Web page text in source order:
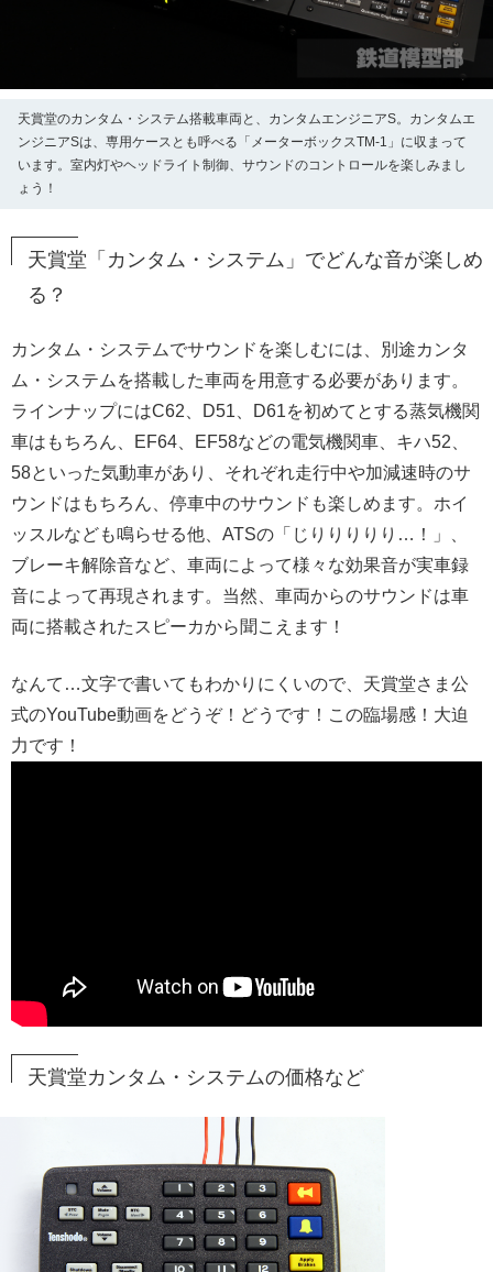
天賞堂のカンタム・システム搭載車両と、カンタムエンジニアS。カンタムエ
ンジニアSは、専用ケースとも呼べる「メーターボックスTM-1」に収まって
います。室内灯やヘッドライト制御、サウンドのコントロールを楽しみまし
ょう！
天賞堂「カンタム・システム」でどんな音が楽しめ
る？
カンタム・システムでサウンドを楽しむには、別途カンタ
ム・システムを搭載した車両を用意する必要があります。
ラインナップにはC62、D51、D61を初めてとする蒸気機関
車はもちろん、EF64、EF58などの電気機関車、キハ52、
58といった気動車があり、それぞれ走行中や加減速時のサ
ウンドはもちろん、停車中のサウンドも楽しめます。ホイ
ッスルなども鳴らせる他、ATSの「じりりりりり…！」、
ブレーキ解除音など、車両によって様々な効果音が実車録
音によって再現されます。当然、車両からのサウンドは車
両に搭載されたスピーカから聞こえます！
なんて…文字で書いてもわかりにくいので、天賞堂さま公
式のYouTube動画をどうぞ！どうです！この臨場感！大迫
力です！
天賞堂カンタム・システムの価格など